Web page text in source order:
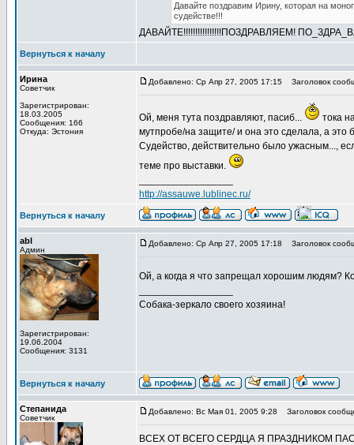
Давайте поздравим Ирину, которая на
судействе!!!
ДАВАЙТЕ!!!!!!!!!!!!!!!!ПОЗДРАВЛЯЕМ!
Вернуться к началу
Ирина
Советчик
Зарегистрирован:
18.03.2005
Сообщения: 166
Откуда: Эстония
Добавлено: Ср Апр 27, 2005 17:15 Заголовок
Ой, меня тута поздравляют, пасиб...
тока
мутпробе/на защите/ и она это сделала, а это
Судейство, действительно было ужасным...,
теме про выставки.
http://assauwe.lublinec.ru/
Вернуться к началу
abl
Админ
Зарегистрирован:
19.06.2004
Сообщения: 3131
Добавлено: Ср Апр 27, 2005 17:18 Заголовок
Ой, а когда я что запрещал хорошим людям?
Собака-зеркало своего хозяина!
Вернуться к началу
Степанида
Советчик
Добавлено: Вс Мая 01, 2005 9:28 Заголовок
ВСЕХ ОТ ВСЕГО СЕРДЦА Я ПРАЗДНИКОМ